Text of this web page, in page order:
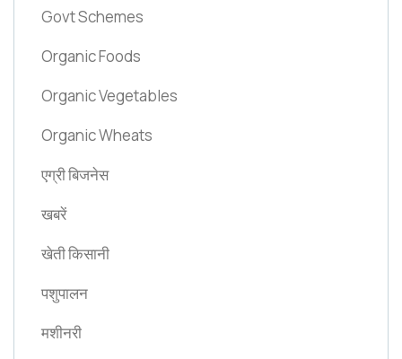
Govt Schemes
Organic Foods
Organic Vegetables
Organic Wheats
एग्री बिजनेस
खबरें
खेती किसानी
पशुपालन
मशीनरी